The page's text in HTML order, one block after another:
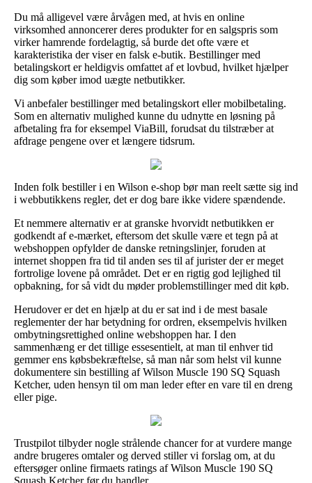
Du må alligevel være årvågen med, at hvis en online
virksomhed annoncerer deres produkter for en salgspris som
virker hamrende fordelagtig, så burde det ofte være et
karakteristika der viser en falsk e-butik. Bestillinger med
betalingskort er heldigvis omfattet af et lovbud, hvilket hjælper
dig som køber imod uægte netbutikker.
Vi anbefaler bestillinger med betalingskort eller mobilbetaling.
Som en alternativ mulighed kunne du udnytte en løsning på
afbetaling fra for eksempel ViaBill, forudsat du tilstræber at
afdrage pengene over et længere tidsrum.
Inden folk bestiller i en Wilson e-shop bør man reelt sætte sig ind
i webbutikkens regler, det er dog bare ikke videre spændende.
Et nemmere alternativ er at granske hvorvidt netbutikken er
godkendt af e-mærket, eftersom det skulle være et tegn på at
webshoppen opfylder de danske retningslinjer, foruden at
internet shoppen fra tid til anden ses til af jurister der er meget
fortrolige lovene på området. Det er en rigtig god lejlighed til
opbakning, for så vidt du møder problemstillinger med dit køb.
Herudover er det en hjælp at du er sat ind i de mest basale
reglementer der har betydning for ordren, eksempelvis hvilken
ombytningsrettighed online webshoppen har. I den
sammenhæng er det tillige essesentielt, at man til enhver tid
gemmer ens købsbekræftelse, så man når som helst vil kunne
dokumentere sin bestilling af Wilson Muscle 190 SQ Squash
Ketcher, uden hensyn til om man leder efter en vare til en dreng
eller pige.
Trustpilot tilbyder nogle strålende chancer for at vurdere mange
andre brugeres omtaler og derved stiller vi forslag om, at du
eftersøger online firmaets ratings af Wilson Muscle 190 SQ
Squash Ketcher før du handler.